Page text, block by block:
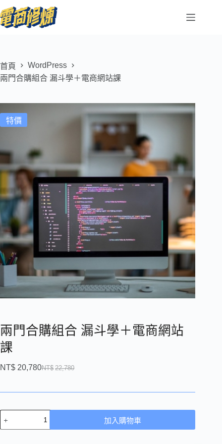
首頁
WordPress
兩門合購組合 漏斗學＋電商網站課
特價
兩門合購組合 漏斗學＋電商網站
課
NT$ 22,780
NT$ 20,780
加入購物車